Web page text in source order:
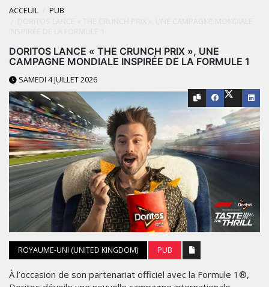
ACCEUIL
PUB
DORITOS LANCE « THE CRUNCH PRIX », UNE
CAMPAGNE MONDIALE INSPIRÉE DE LA FORMULE 1
SAMEDI 4 JUILLET 2026
ROYAUME-UNI (UNITED KINGDOM) PUB
À l’occasion de son partenariat officiel avec la Formule 1®,